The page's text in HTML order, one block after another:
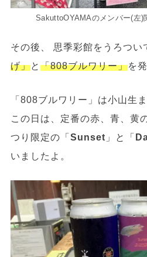
SakuttoOYAMAのメンバー(左)
その後、 思季彩館をうろつい
げ」と 「808ブルワリー」を
「808ブルワリー」は小山生
この日は、定番の赤、青、黄
つり限定の「Sunset 」と「
いましたよ。